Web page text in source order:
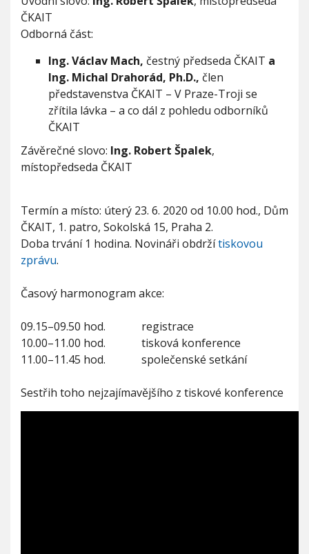
T
r
o
t
i
l
á
v
k
a
–
c
o
á
l
z
p
h
ČKAIT
Odborná část:
Ing. Václav Mach, čestný předseda ČKAIT a
Ing. Michal Drahorád, Ph.D., člen
představenstva ČKAIT – V Praze-Troji se
zřítila lávka – a co dál z pohledu odborníků
ČKAIT
Závěrečné slovo: Ing. Robert Špalek,
místopředseda ČKAIT
Termín a místo: úterý 23. 6. 2020 od 10.00 hod., Dům
ČKAIT, 1. patro, Sokolská 15, Praha 2.
Doba trvání 1 hodina. Novináři obdržítiskovou
zprávu.
Časový harmonogram akce:
09.15–09.50 hod. registrace
10.00–11.00 hod. tisková konference
11.00–11.45 hod. společenské setkání
Sestřih toho nejzajímavějšího z tiskové konference